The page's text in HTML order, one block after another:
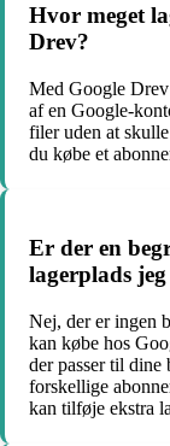
Hvor meget
Drev?
Med Google
af en Google-
filer uden at
du købe et
Er der en
lagerplads
Nej, der er ingen
kan købe hos
der passer til dine
forskellige
kan tilføje ekstra